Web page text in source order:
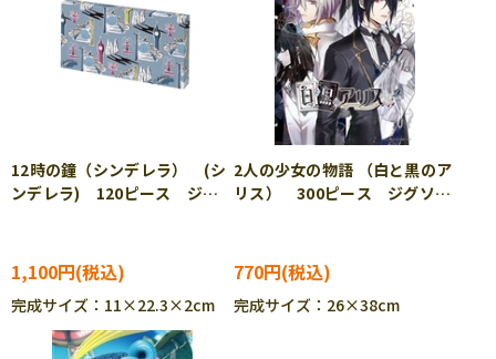
12時の鐘（シンデレラ） (シ
ンデレラ) 120ピース ジグ
1,100円
完成サイズ：11×22.3×2cm
2人の少女の物語 （白と黒のア
リス） 300ピース ジグソー
770円
完成サイズ：26×38cm